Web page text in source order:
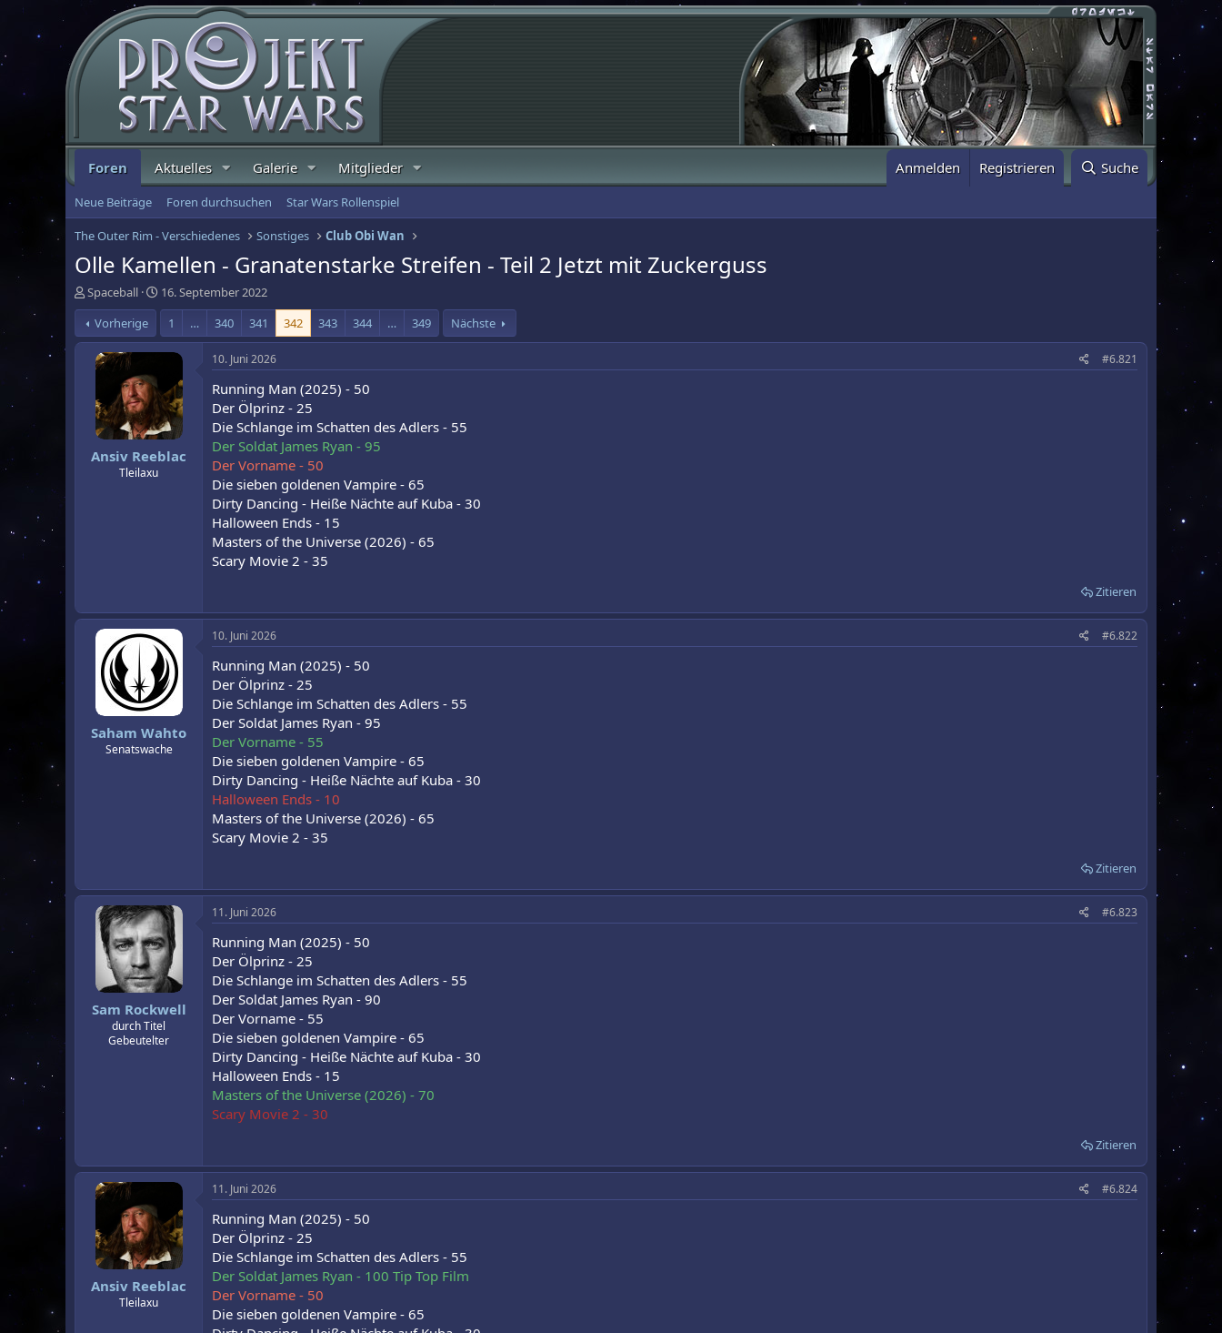
Foren Aktuelles Galerie Mitglieder Anmelden Registrieren Suche
Neue Beiträge Foren durchsuchen Star Wars Rollenspiel
The Outer Rim - Verschiedenes Sonstiges Club Obi Wan
Olle Kamellen - Granatenstarke Streifen - Teil 2 Jetzt mit Zuckerguss
E
r
s
t
Spaceball
E
r
t
e
t
a
m
16. September 2022
Vorherige
1 … 340 341 342 343 344 … 349 Nächste
Ansiv Reeblac
Tleilaxu
10. Juni 2026 #6.821
Running Man (2025) - 50
Der Ölprinz - 25
Die Schlange im Schatten des Adlers - 55
Der Soldat James Ryan - 95
Der Vorname - 50
Die sieben goldenen Vampire - 65
Dirty Dancing - Heiße Nächte auf Kuba - 30
Halloween Ends - 15
Masters of the Universe (2026) - 65
Scary Movie 2 - 35
Zitieren
Saham Wahto
Senatswache
10. Juni 2026 #6.822
Running Man (2025) - 50
Der Ölprinz - 25
Die Schlange im Schatten des Adlers - 55
Der Soldat James Ryan - 95
Der Vorname - 55
Die sieben goldenen Vampire - 65
Dirty Dancing - Heiße Nächte auf Kuba - 30
Halloween Ends - 10
Masters of the Universe (2026) - 65
Scary Movie 2 - 35
Zitieren
Sam Rockwell
durch Titel
Gebeutelter
11. Juni 2026 #6.823
Running Man (2025) - 50
Der Ölprinz - 25
Die Schlange im Schatten des Adlers - 55
Der Soldat James Ryan - 90
Der Vorname - 55
Die sieben goldenen Vampire - 65
Dirty Dancing - Heiße Nächte auf Kuba - 30
Halloween Ends - 15
Masters of the Universe (2026) - 70
Scary Movie 2 - 30
Zitieren
Ansiv Reeblac
Tleilaxu
11. Juni 2026 #6.824
Running Man (2025) - 50
Der Ölprinz - 25
Die Schlange im Schatten des Adlers - 55
Der Soldat James Ryan - 100 Tip Top Film
Der Vorname - 50
Die sieben goldenen Vampire - 65